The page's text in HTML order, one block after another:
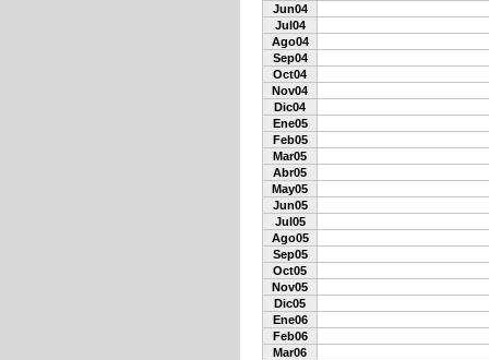
Jun04
Jul04
Ago04
Sep04
Oct04
Nov04
Dic04
Ene05
Feb05
Mar05
Abr05
May05
Jun05
Jul05
Ago05
Sep05
Oct05
Nov05
Dic05
Ene06
Feb06
Mar06